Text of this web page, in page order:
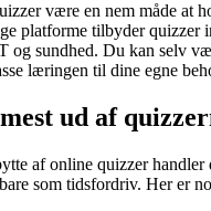
være en nem måde at
platforme tilbyder quizzer
og sundhed. Du kan selv
læringen til dine egne
ud af
af online quizzer handler
som tidsfordriv. Her er